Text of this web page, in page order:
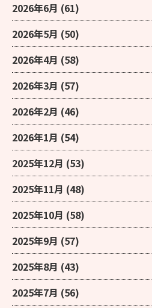
2026年6月 (61)
2026年5月 (50)
2026年4月 (58)
2026年3月 (57)
2026年2月 (46)
2026年1月 (54)
2025年12月 (53)
2025年11月 (48)
2025年10月 (58)
2025年9月 (57)
2025年8月 (43)
2025年7月 (56)